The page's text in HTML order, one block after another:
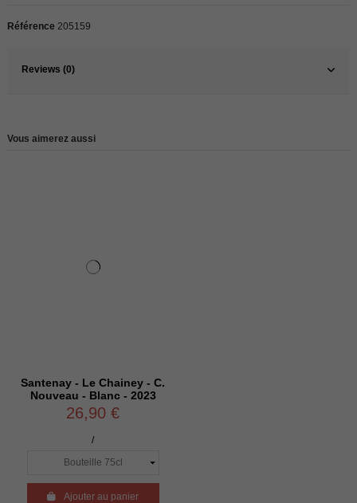
Référence 205159
Reviews (0)
Vous aimerez aussi
Santenay - Le Chainey - C.
Nouveau - Blanc - 2023
26,90 €
/
Ajouter au panier